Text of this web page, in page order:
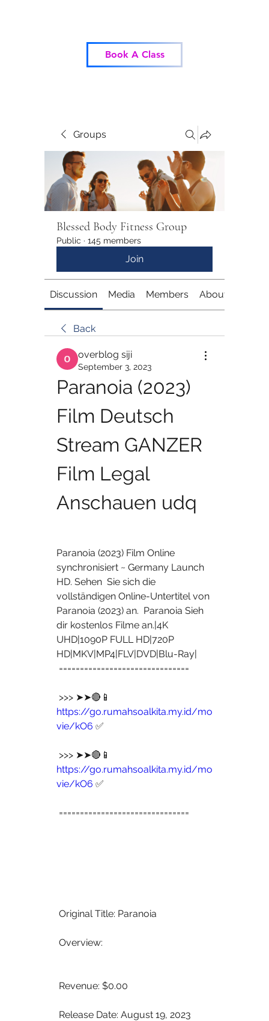
Book A Class
Groups
Blessed Body Fitness Group
Public · 145 members
Join
Discussion Media Members About
Back
overblog siji
September 3, 2023
Paranoia (2023)
Film Deutsch
Stream GANZER
Film Legal
Anschauen udq
Paranoia (2023) Film Online
synchronisiert ~ Germany Launch
HD. Sehen  Sie sich die
vollständigen Online-Untertitel von
Paranoia (2023) an.  Paranoia Sieh
dir kostenlos Filme an.|4K
UHD|1090P FULL HD|720P
HD|MKV|MP4|FLV|DVD|Blu-Ray|
===============================
https://go.rumahsoalkita.my.id/mo
vie/kO6 ✅
https://go.rumahsoalkita.my.id/mo
vie/kO6 ✅
===============================
Original Title: Paranoia
Overview:
Revenue: $0.00
Release Date: August 19, 2023